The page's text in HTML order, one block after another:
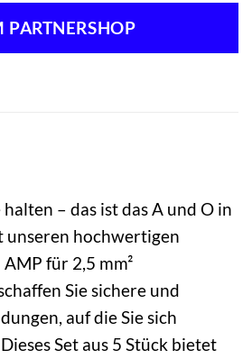
PARTNERSHOP
– das ist das A und O in
hochwertigen
für 2,5 mm²
Sie sichere und
auf die Sie sich
Set aus 5 Stück bietet